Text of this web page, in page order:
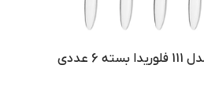
عددی